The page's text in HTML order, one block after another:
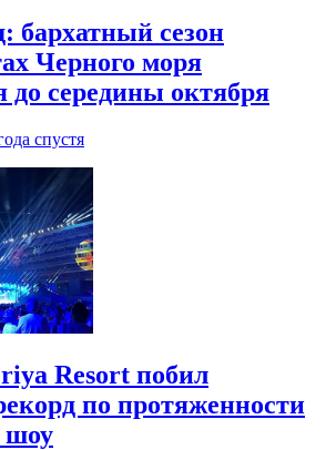
бархатный сезон
Черного моря
до середины октября
спустя
Resort побил
по протяженности
шоу